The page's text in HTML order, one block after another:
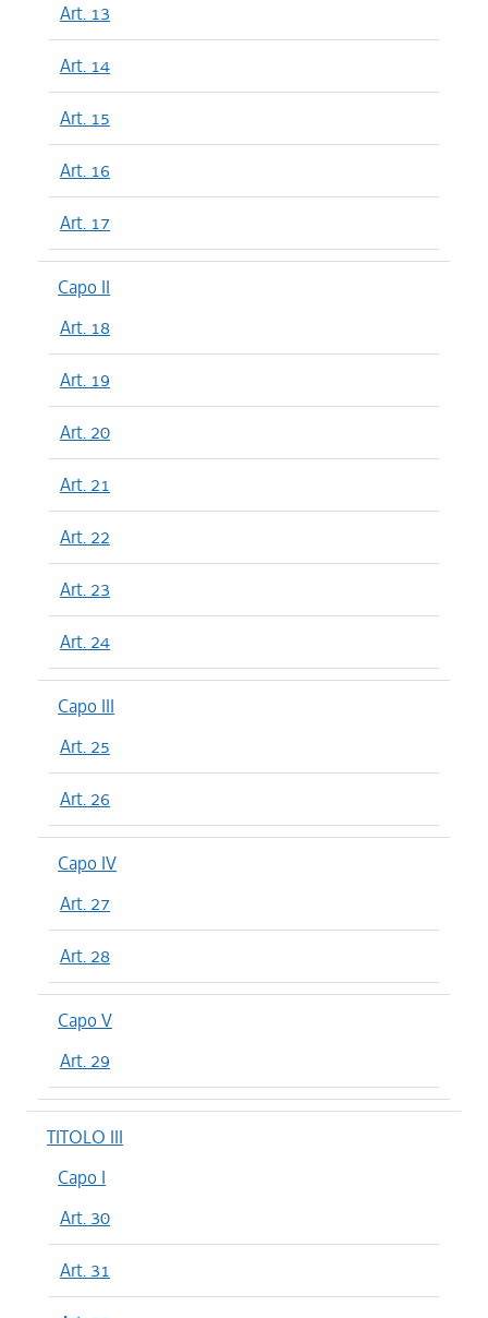
Art. 13
Art. 14
Art. 15
Art. 16
Art. 17
Capo II
Art. 18
Art. 19
Art. 20
Art. 21
Art. 22
Art. 23
Art. 24
Capo III
Art. 25
Art. 26
Capo IV
Art. 27
Art. 28
Capo V
Art. 29
TITOLO III
Capo I
Art. 30
Art. 31